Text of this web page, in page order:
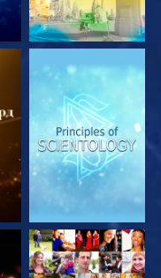
СМОТРЕТЬ
ПЕРЕДАЧИ